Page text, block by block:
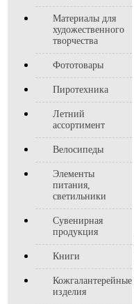
Материалы для
художественного
творчества
Фототовары
Пиротехника
Летний
ассортимент
Велосипеды
Элементы
питания,
светильники
Сувенирная
продукция
Книги
Кожгалантерейные
изделия